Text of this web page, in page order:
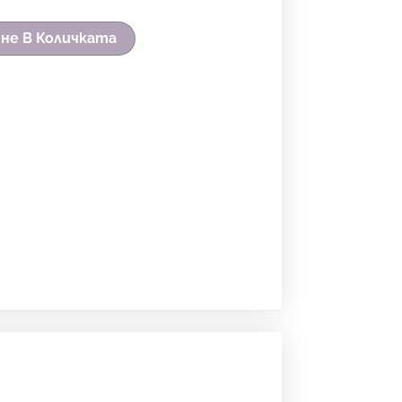
В Количката